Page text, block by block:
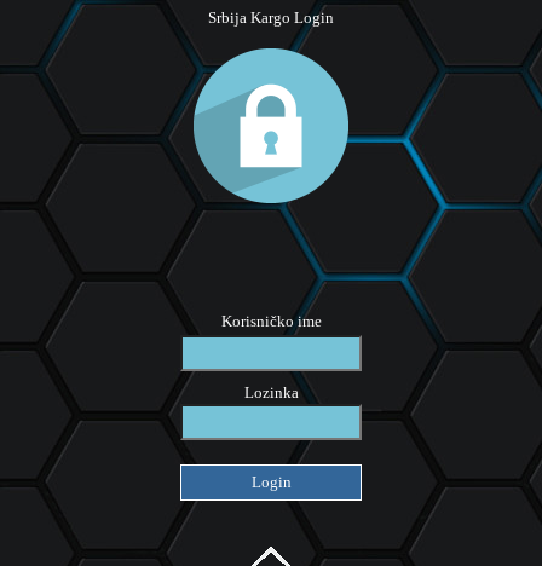
Srbija Kargo Login
Korisničko ime
Lozinka